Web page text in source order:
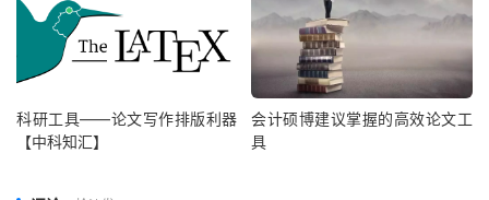
科研工具——论文写作排版利器
【中科知汇】
会计硕博建议掌握的高效论文工
具